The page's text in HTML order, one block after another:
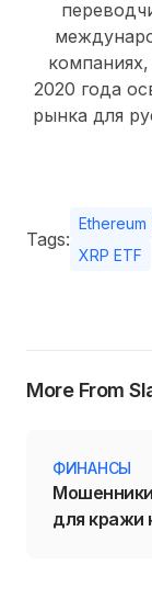
2020 года
рынка для
Tags:
Ethereum
XRP ETF
More From
ФИНАНСЫ
для кражи